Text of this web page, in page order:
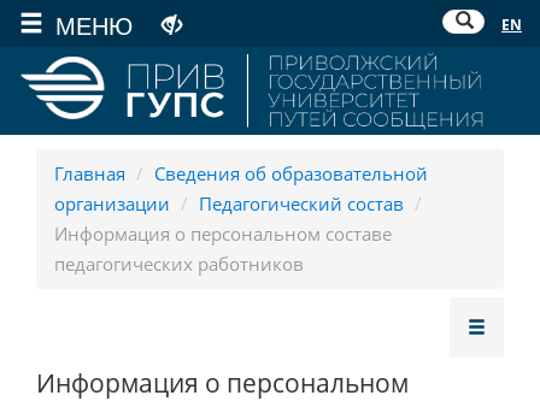
МЕНЮ EN
Главная / Сведения об образовательной
организации / Педагогический состав /
Информация о персональном составе
педагогических работников
Информация о персональном